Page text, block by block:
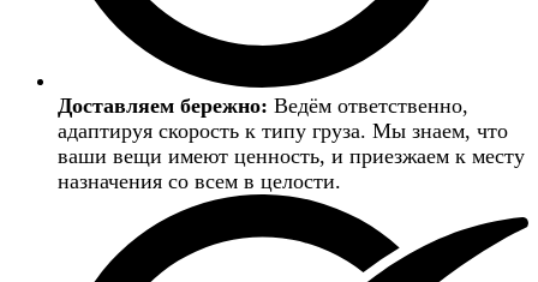
Доставляем бережно: Ведём ответственно,
адаптируя скорость к типу груза. Мы знаем, что
ваши вещи имеют ценность, и приезжаем к месту
назначения со всем в целости.